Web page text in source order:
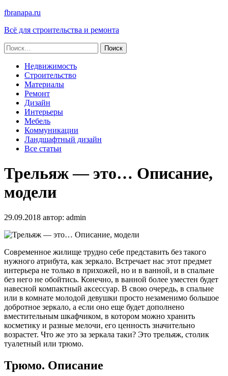
fbranapa.ru
Всё для строительства и ремонта
Найти:
Недвижимость
Строительство
Материалы
Ремонт
Дизайн
Интерьеры
Мебель
Коммуникации
Ландшафтный дизайн
Все статьи
Трельяж — это… Описание,
модели
29.09.2018 автор: admin
Современное жилище трудно себе представить без такого
нужного атрибута, как зеркало. Встречает нас этот предмет
интерьера не только в прихожей, но и в ванной, и в спальне
без него не обойтись. Конечно, в ванной более уместен будет
навесной компактный аксессуар. В свою очередь, в спальне
или в комнате молодой девушки просто незаменимо большое
добротное зеркало, а если оно еще будет дополнено
вместительным шкафчиком, в котором можно хранить
косметику и разные мелочи, его ценность значительно
возрастет. Что же это за зеркала таки? Это трельяж, столик
туалетный или трюмо.
Трюмо. Описание